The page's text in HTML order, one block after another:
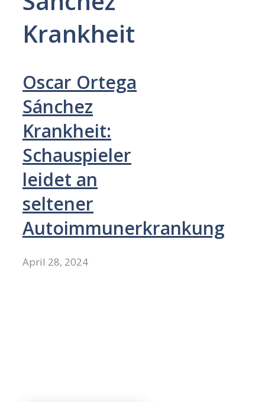
Krankheit
Oscar Ortega
Sánchez
Krankheit:
Schauspieler
leidet an
seltener
Autoimmunerkrankung
April 28, 2024